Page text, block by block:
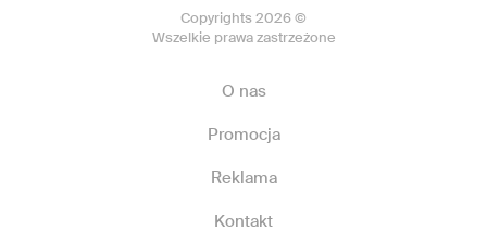
Copyrights 2026 ©
Wszelkie prawa zastrzeżone
O nas
Promocja
Reklama
Kontakt